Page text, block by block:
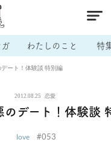
ガ わたしのこと 特
ート！体験談 特別編
2012.08.25 恋愛
のデート！体験談
love #053
セフレ # 不倫
# ラブグッズ # 体の相